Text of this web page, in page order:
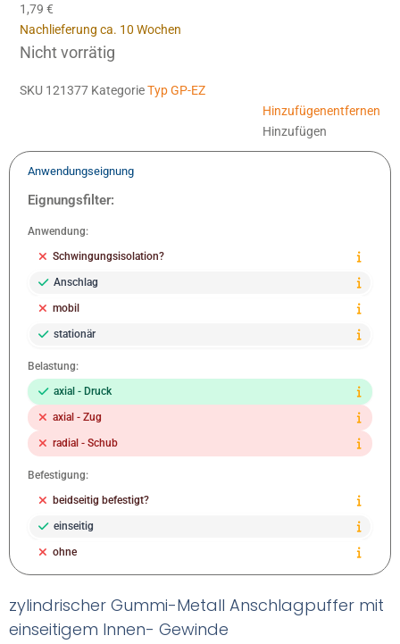
Hinzufügenentfernen
Hinzufügen
1,79€
Nachlieferung ca. 10 Wochen
Nicht vorrätig
SKU 121377 Kategorie Typ GP-EZ
Anwendungseignung
Eignungsfilter:
Anwendung:
Schwingungsisolation?
Anschlag
mobil
stationär
Belastung:
axial - Druck
axial - Zug
radial - Schub
Befestigung:
beidseitig befestigt?
einseitig
ohne
zylindrischer Gummi-Metall Anschlagpuffer mit
einseitigem Innen- Gewinde